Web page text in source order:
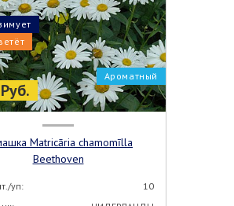
Ароматный
Beethoven
уп:
10